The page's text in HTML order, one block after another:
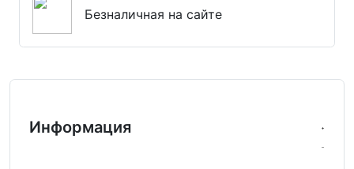
Безналичная на сайте
Информация